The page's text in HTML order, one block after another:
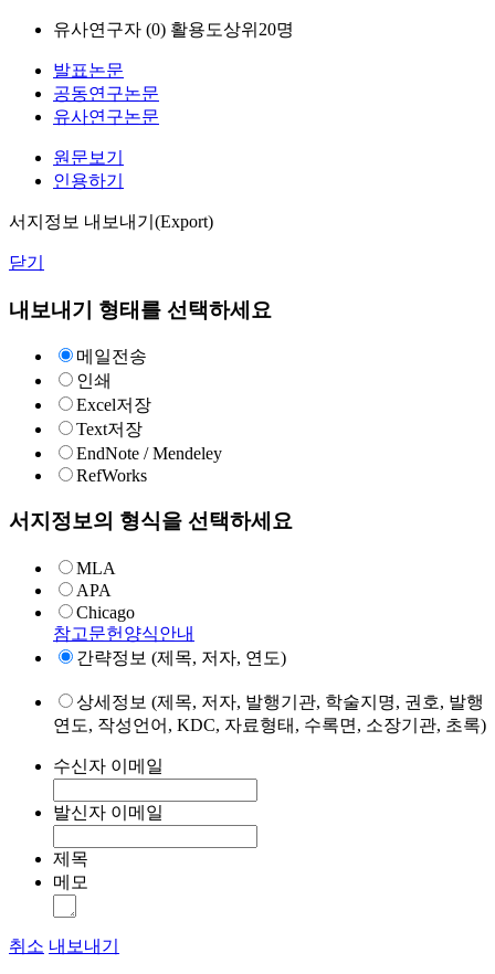
유사연구자 (0) 활용도상위20명
발표논문
공동연구논문
유사연구논문
원문보기
인용하기
서지정보 내보내기(Export)
닫기
내보내기 형태를 선택하세요
메일전송
인쇄
Excel저장
Text저장
EndNote / Mendeley
RefWorks
서지정보의 형식을 선택하세요
MLA
APA
Chicago
참고문헌양식안내
간략정보 (제목, 저자, 연도)
상세정보 (제목, 저자, 발행기관, 학술지명, 권호, 발행
연도, 작성언어, KDC, 자료형태, 수록면, 소장기관, 초록)
수신자 이메일
발신자 이메일
제목
메모
취소 내보내기